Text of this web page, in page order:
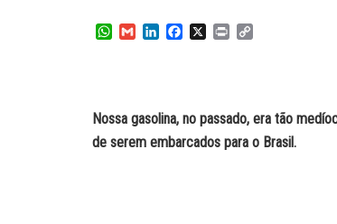
W
A
p
p
G
d
I
n
o
o
k
X
P
i
n
k
Nossa gasolina, no passado, era tão
de serem embarcados para o Brasil.